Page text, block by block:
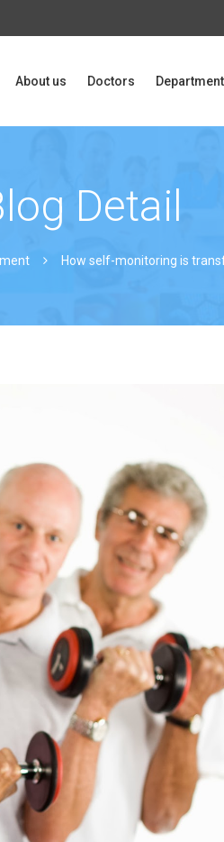
About us Doctors
Detail
How self-monitoring is